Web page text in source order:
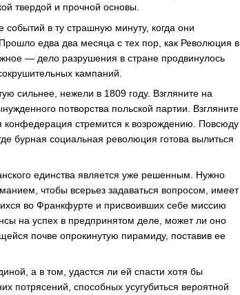
твердой и прочной основы.
в ту страшную минуту, когда они
едва два месяца с тех пор, как Революция в
— дело разрушения в стране продвинулось
кампаний.
сильнее, нежели в 1809 году. Взгляните на
потворства польской партии. Взгляните
стремится к возрождению. Повсюду
бурная социальная революция готова вылиться
единства является уже решенным. Нужно
чтобы всерьез задаваться вопросом, имеет
во Франкфурте и присвоивших себе миссию
на успех в предпринятом деле, может ли оно
почве опрокинутую пирамиду, поставив ее
а в том, удастся ли ей спасти хотя бы
потрясений, способных усугубиться вероятной